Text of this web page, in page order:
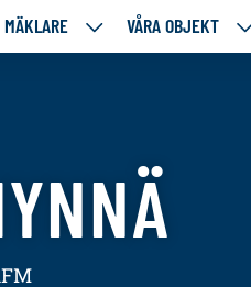
MÄKLARE
VÅRA VÅRA OBJEKT